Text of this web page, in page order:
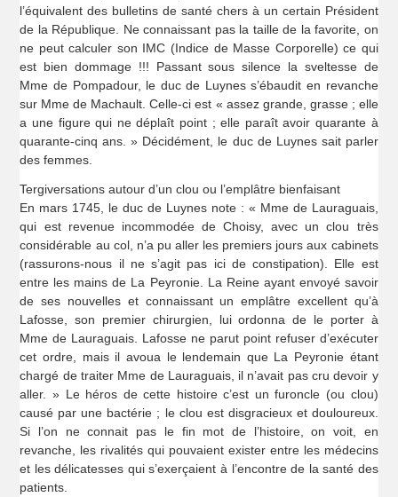
l’équivalent des bulletins de santé chers à un certain Président
de la République. Ne connaissant pas la taille de la favorite, on
ne peut calculer son IMC (Indice de Masse Corporelle) ce qui
est bien dommage !!! Passant sous silence la sveltesse de
Mme de Pompadour, le duc de Luynes s’ébaudit en revanche
sur Mme de Machault. Celle-ci est « assez grande, grasse ; elle
a une figure qui ne déplaît point ; elle paraît avoir quarante à
quarante-cinq ans. » Décidément, le duc de Luynes sait parler
des femmes.
Tergiversations autour d’un clou ou l’emplâtre bienfaisant
En mars 1745, le duc de Luynes note : « Mme de Lauraguais,
qui est revenue incommodée de Choisy, avec un clou très
considérable au col, n’a pu aller les premiers jours aux cabinets
(rassurons-nous il ne s’agit pas ici de constipation). Elle est
entre les mains de La Peyronie. La Reine ayant envoyé savoir
de ses nouvelles et connaissant un emplâtre excellent qu’à
Lafosse, son premier chirurgien, lui ordonna de le porter à
Mme de Lauraguais. Lafosse ne parut point refuser d’exécuter
cet ordre, mais il avoua le lendemain que La Peyronie étant
chargé de traiter Mme de Lauraguais, il n’avait pas cru devoir y
aller. » Le héros de cette histoire c’est un furoncle (ou clou)
causé par une bactérie ; le clou est disgracieux et douloureux.
Si l’on ne connait pas le fin mot de l’histoire, on voit, en
revanche, les rivalités qui pouvaient exister entre les médecins
et les délicatesses qui s’exerçaient à l’encontre de la santé des
patients.